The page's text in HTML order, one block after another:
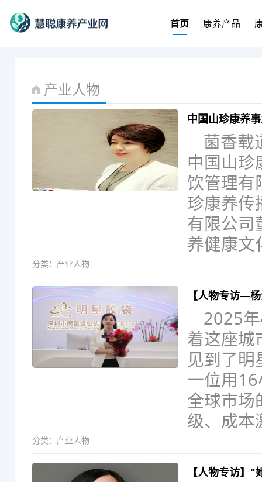
首页 康养产品
产业人物
中国山珍康养
菌香
中国山珍
饮管理有
珍康养传
有限公司
养健康文
分类： 产业人物
【人物专访—
2025
着这座城
见到了
一位用
全球市场
级、成本
分类： 产业人物
【人物专访】